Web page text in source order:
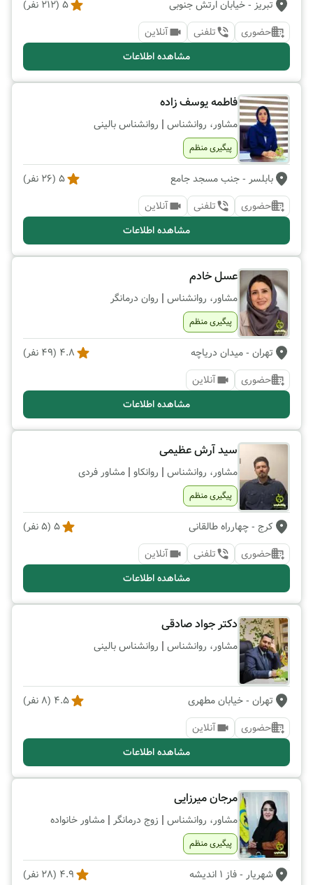
تبریز - خیابان ارتش جنوبی 5
(
212 نفر)
حضوری
تلفنی
آنلاین
مشاهده اطلاعات
فاطمه یوسف زاده
مشاور، روانشناس | روانشناس بالینی
پیگیری منظم
بابلسر - جنب مسجد جامع 5
(
26 نفر)
حضوری
تلفنی
آنلاین
مشاهده اطلاعات
عسل خادم
مشاور، روانشناس | روان درمانگر
پیگیری منظم
تهران - میدان دریاچه 4.8
(
49 نفر)
حضوری
آنلاین
مشاهده اطلاعات
سید آرش عظیمی
مشاور، روانشناس | روانکاو | مشاور فردی
پیگیری منظم
کرج - چهارراه طالقانی 5
(
5نفر)
حضوری
تلفنی
آنلاین
مشاهده اطلاعات
دکتر جواد صادقی
مشاور، روانشناس | روانشناس بالینی
تهران - خیابان مطهری 4.5
(
8 نفر)
حضوری
آنلاین
مشاهده اطلاعات
مرجان میرزایی
مشاور، روانشناس | زوج درمانگر | مشاور خانواده
پیگیری منظم
شهریار - فاز 1 اندیشه 4.9
(
28 نفر)